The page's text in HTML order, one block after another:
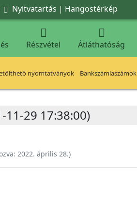
 Nyitvatartás | Hangostérkép

Részvétel

Átláthatóság
nyomtatványok Bankszámlaszámok
11-29 17:38:00)
2022. április 28.)